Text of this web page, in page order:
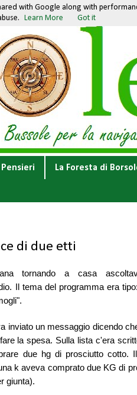
Pensieri La Foresta di
di due etti
tornando a casa
Il tema del programma era
inviato un messaggio dicendo
la spesa. Sulla lista c'era
due hg di prosciutto cotto.
k aveva comprato due KG di
giunta).
with Google along with
Learn More Got it